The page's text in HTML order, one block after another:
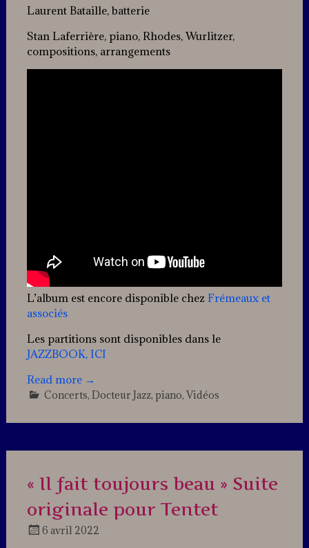
Laurent Bataille, batterie
Stan Laferrière, piano, Rhodes, Wurlitzer,
compositions, arrangements
L’album est encore disponible chez Frémeaux et
associés
Les partitions sont disponibles dans le
JAZZBOOK, ICI
Read more →
Concerts, Docteur Jazz, piano, Vidéos
a
« Il fait toujours beau » Suite
originale pour Tentet
6 avril 2022